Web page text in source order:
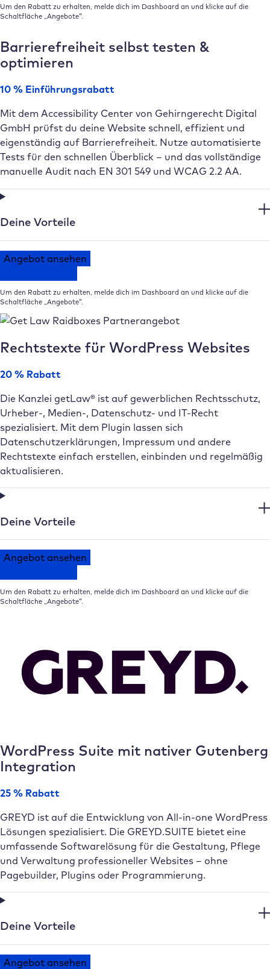
Um den Rabatt zu erhalten, melde dich im Dashboard an und klicke auf die
Schaltfläche „Angebote“.
Barrierefreiheit selbst testen &
optimieren
10 % Einführungsrabatt
Mit dem Accessibility Center von Gehirngerecht Digital
GmbH prüfst du deine Website schnell, effizient und
eigenständig auf Barrierefreiheit. Nutze automatisierte
Tests für den schnellen Überblick – und das vollständige
manuelle Audit nach EN 301 549 und WCAG 2.2 AA.
Deine Vorteile
Angebot ansehen
Um den Rabatt zu erhalten, melde dich im Dashboard an und klicke auf die
Schaltfläche „Angebote“.
Rechtstexte für WordPress Websites
20 % Rabatt
Die Kanzlei getLaw® ist auf gewerblichen Rechtsschutz,
Urheber-, Medien-, Datenschutz- und IT-Recht
spezialisiert. Mit dem Plugin lassen sich
Datenschutzerklärungen, Impressum und andere
Rechtstexte einfach erstellen, einbinden und regelmäßig
aktualisieren.
Deine Vorteile
Angebot ansehen
Um den Rabatt zu erhalten, melde dich im Dashboard an und klicke auf die
Schaltfläche „Angebote“.
WordPress Suite mit nativer Gutenberg
Integration
25 % Rabatt
GREYD ist auf die Entwicklung von All-in-one WordPress
Lösungen spezialisiert. Die GREYD.SUITE bietet eine
umfassende Softwarelösung für die Gestaltung, Pflege
und Verwaltung professioneller Websites – ohne
Pagebuilder, Plugins oder Programmierung.
Deine Vorteile
Angebot ansehen